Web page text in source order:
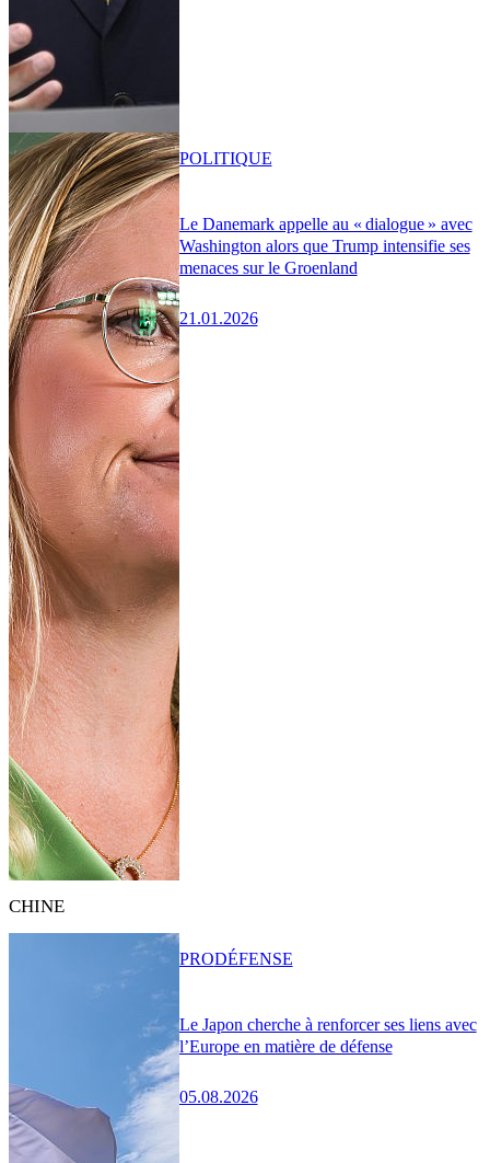
Le Danemark appelle au « dialogue » avec
Washington alors que Trump intensifie ses
menaces sur le Groenland
21.01.2026
POLITIQUE
CHINE
Le Japon cherche à renforcer ses liens avec
l’Europe en matière de défense
05.08.2026
PRODÉFENSE